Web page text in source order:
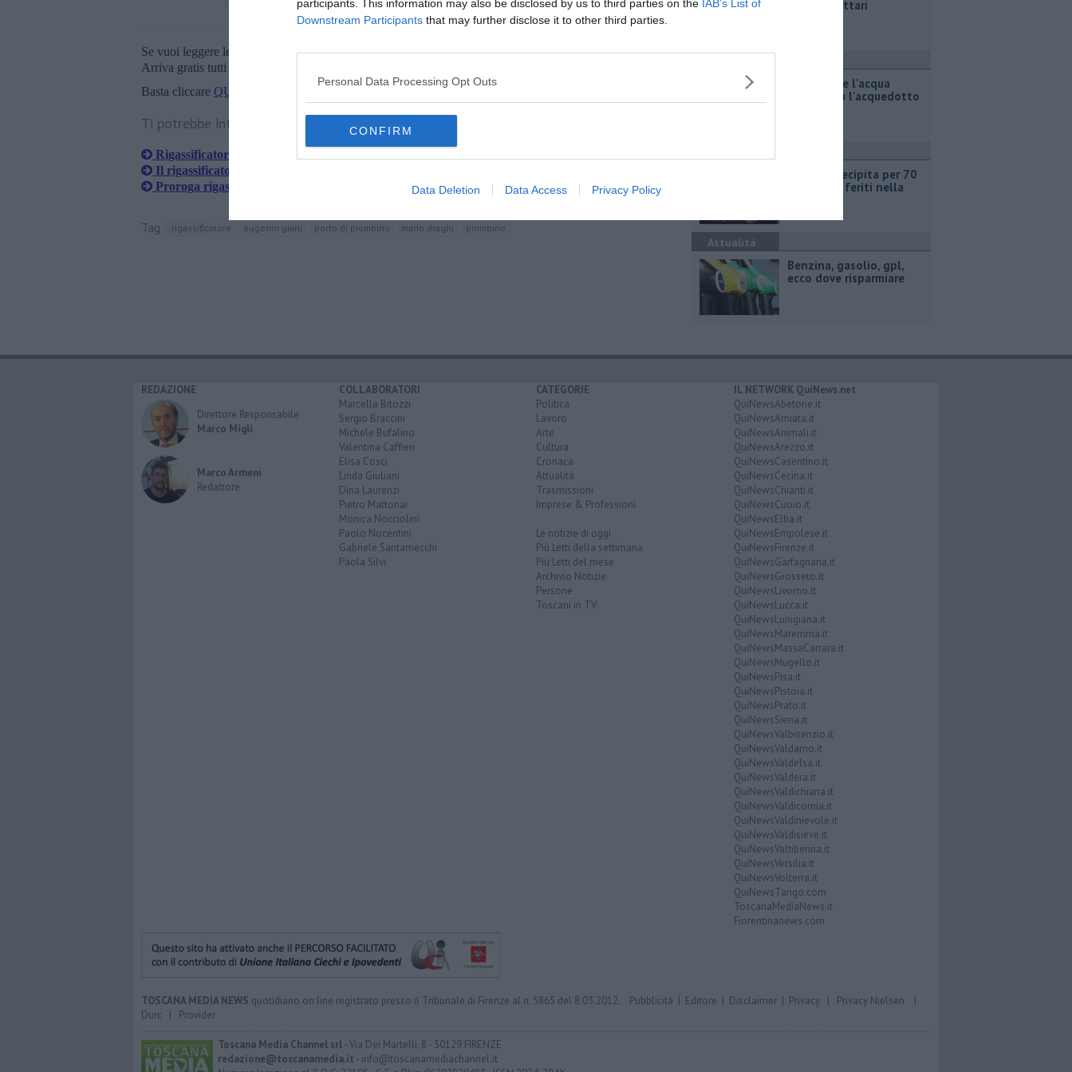
participants. This information may also be disclosed by us to third parties on the IAB’s List of
Downstream Participants that may further disclose it to other third parties.
Personal Data Processing Opt Outs
CONFIRM
Data Deletion Data Access Privacy Policy
Se vuoi leggere le notizie principali della Toscana iscriviti allaNewsletter QUInews - ToscanaMedia.
Arriva gratis tutti i giorni alle 20:00 direttamente nella tua casella di posta.
Basta cliccare QUI
Ti potrebbe interessare anche:
Rigassificatore, c'è la proroga
Il rigassificatore di Livorno è al 100% di Snam
Proroga rigassificatore, la Liguria esce di scena
Tag rigassificatore eugenio giani porto di piombino mario draghi piombino
fumo 50 ettari
Per captare l'acqua
danneggia l'acquedotto
Pick-up precipita per 70
metri, due feriti nella
Attualità
​Benzina, gasolio, gpl,
ecco dove risparmiare
REDAZIONE
Direttore Responsabile
Marco Migli
Marco Armeni
Redattore
COLLABORATORI
Marcella Bitozzi
Sergio Braccini
Michele Bufalino
Valentina Caffieri
Elisa Cosci
Linda Giuliani
Dina Laurenzi
Pietro Mattonai
Monica Nocciolini
Paolo Nocentini
Gabriele Santarnecchi
Paola Silvi
CATEGORIE
Politica
Lavoro
Arte
Cultura
Cronaca
Attualità
Trasmissioni
Imprese & Professioni
Le notizie di oggi
Più Letti della settimana
Più Letti del mese
Archivio Notizie
Persone
Toscani in TV
IL NETWORK QuiNews.net
QuiNewsAbetone.it
QuiNewsAmiata.it
QuiNewsAnimali.it
QuiNewsArezzo.it
QuiNewsCasentino.it
QuiNewsCecina.it
QuiNewsChianti.it
QuiNewsCuoio.it
QuiNewsElba.it
QuiNewsEmpolese.it
QuiNewsFirenze.it
QuiNewsGarfagnana.it
QuiNewsGrosseto.it
QuiNewsLivorno.it
QuiNewsLucca.it
QuiNewsLunigiana.it
QuiNewsMaremma.it
QuiNewsMassaCarrara.it
QuiNewsMugello.it
QuiNewsPisa.it
QuiNewsPistoia.it
QuiNewsPrato.it
QuiNewsSiena.it
QuiNewsValbisenzio.it
QuiNewsValdarno.it
QuiNewsValdelsa.it
QuiNewsValdera.it
QuiNewsValdichiana.it
QuiNewsValdicornia.it
QuiNewsValdinievole.it
QuiNewsValdisieve.it
QuiNewsValtiberina.it
QuiNewsVersilia.it
QuiNewsVolterra.it
QuiNewsTango.com
ToscanaMediaNews.it
Fiorentinanews.com
TOSCANA MEDIA NEWS quotidiano on line registrato presso il Tribunale di Firenze al n. 5865 del 8.03.2012. Pubblicità | Editore | Disclaimer | Privacy | Privacy Nielsen |
Durc | Provider
Toscana Media Channel srl- Via Dei Martelli, 8 - 50129 FIRENZE
redazione@toscanamedia.it - info@toscanamediachannel.it